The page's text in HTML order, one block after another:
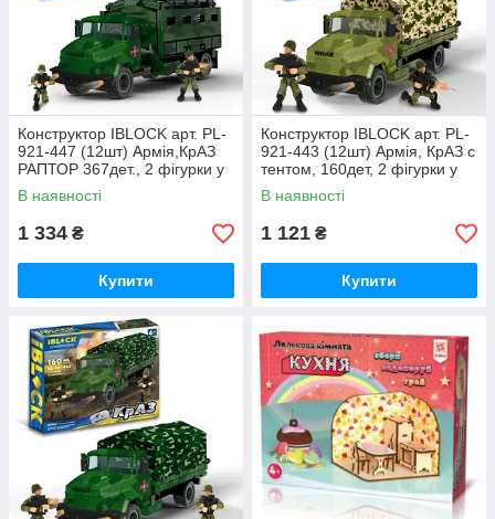
Конструктор IBLOCK арт. PL-
921-447 (12шт) Армія,КрАЗ
РАПТОР 367дет., 2 фігурки у
короб. 38*6,4*28см, шт
В наявності
1 334 ₴
Купити
Конструктор IBLOCK арт. PL-
921-443 (12шт) Армія, КрАЗ с
тентом, 160дет, 2 фігурки у
короб. 28,5*6,4*, шт
В наявності
1 121 ₴
Купити